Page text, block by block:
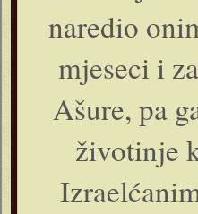
naredio
mjeseci i
Ašure, pa
životinje